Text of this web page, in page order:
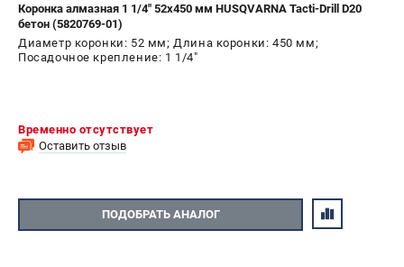
Коронка алмазная 1 1/4" 52х450 мм HUSQVARNA Tacti-Drill D20
бетон (5820769-01)
Диаметр коронки: 52 мм; Длина коронки: 450 мм;
Посадочное крепление: 1 1/4"
Временно отсутствует
Оставить отзыв
ПОДОБРАТЬ АНАЛОГ